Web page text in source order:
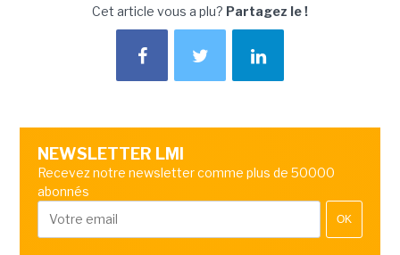
Cet article vous a plu? Partagez le !
NEWSLETTER LMI
Recevez notre newsletter comme plus de 50000
abonnés
OK